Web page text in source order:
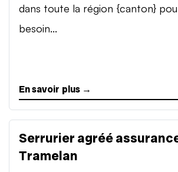
dans toute la région {canton}
besoin...
En savoir plus →
Serrurier agréé
Tramelan